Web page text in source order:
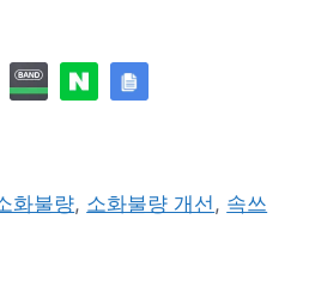
화불량, 소화불량 개선, 속쓰